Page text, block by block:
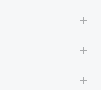
+
+
+